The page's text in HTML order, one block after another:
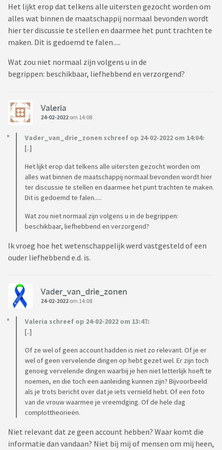
Het lijkt erop dat telkens alle uitersten gezocht worden om
alles wat binnen de maatschappij normaal bevonden wordt
hier ter discussie te stellen en daarmee het punt trachten te
maken. Dit is gedoemd te falen.....
Wat zou niet normaal zijn volgens u in de
begrippen: beschikbaar, liefhebbend en verzorgend?
Valeria
24-02-2022 om 14:08
Vader_van_drie_zonen schreef op 24-02-2022 om 14:04:
[..]
Het lijkt erop dat telkens alle uitersten gezocht worden om
alles wat binnen de maatschappij normaal bevonden wordt hier
ter discussie te stellen en daarmee het punt trachten te maken.
Dit is gedoemd te falen.....
Wat zou niet normaal zijn volgens u in de begrippen:
beschikbaar, liefhebbend en verzorgend?
Ik vroeg hoe het wetenschappelijk werd vastgesteld of een
ouder liefhebbend e.d. is.
Vader_van_drie_zonen
24-02-2022 om 14:08
Valeria schreef op 24-02-2022 om 13:47:
[..]
Of ze wel of geen account hadden is niet zo relevant. Of je er
wel of geen vervelende dingen op hebt gezet wel. Er zijn toch
genoeg vervelende dingen waarbij je hen niet letterlijk hoeft te
noemen, en die toch een aanleiding kunnen zijn? Bijvoorbeeld
als je trots bericht over dat je iets vernield hebt. Of een foto
van de vrouw waarmee je vreemdging. Of de hele dag
complottheorieën.
Niet relevant dat ze geen account hebben? Waar komt die
informatie dan vandaan? Niet bij mij of mensen om mij heen,